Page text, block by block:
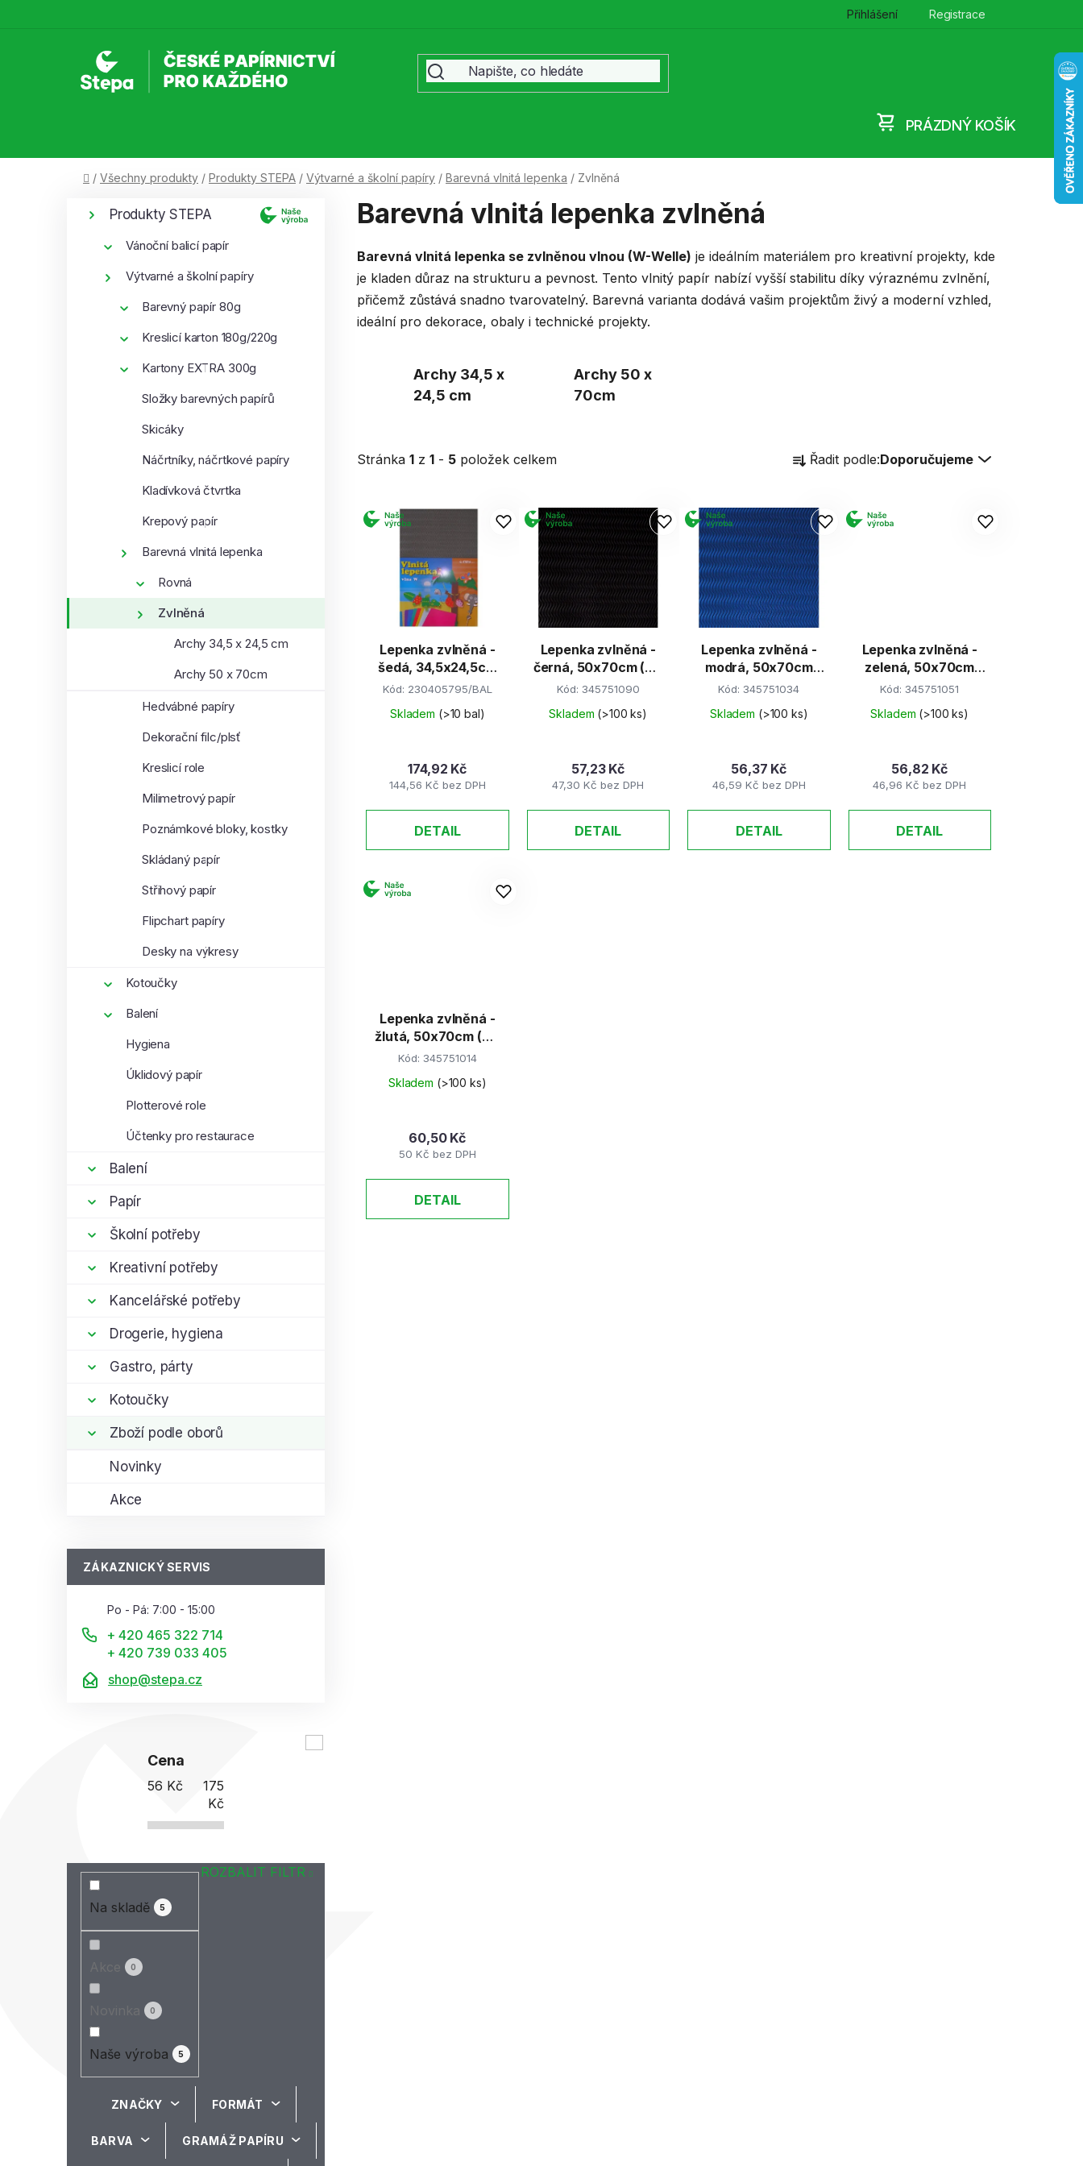
Přihlášení Registrace
PRÁZDNÝ KOŠÍK
Domů
/ Všechny produkty / Produkty STEPA / Výtvarné a školní papíry / Barevná vlnitá lepenka / Zvlněná
Přeskočit
kategorie
Produkty STEPA
Vánoční balicí papír
Výtvarné a školní papíry
Barevný papír 80g
Kreslicí karton 180g/220g
Kartony EXTRA 300g
Složky barevných papírů
Skicáky
Náčrtníky, náčrtkové papíry
Kladívková čtvrtka
Krepový papír
Barevná vlnitá lepenka
Rovná
Zvlněná
Archy 34,5 x 24,5 cm
Archy 50 x 70cm
Hedvábné papíry
Dekorační filc/plsť
Kreslicí role
Milimetrový papír
Poznámkové bloky, kostky
Skládaný papír
Střihový papír
Flipchart papíry
Desky na výkresy
Kotoučky
Balení
Hygiena
Úklidový papír
Plotterové role
Účtenky pro restaurace
Balení
Papír
Školní potřeby
Kreativní potřeby
Kancelářské potřeby
Drogerie, hygiena
Gastro, párty
Kotoučky
Zboží podle oborů
Novinky
Akce
ZÁKAZNICKÝ SERVIS
Po - Pá: 7:00 - 15:00
+ 420 465 322 714
+ 420 739 033 405
shop@stepa.cz
Cena
56 Kč
175
Kč
Na skladě 5
0
0
Naše výroba 5
ROZBALIT FILTR
ZNAČKY FORMÁT
BARVA GRAMÁŽ PAPÍRU
Barevná vlnitá lepenka zvlněná
Barevná vlnitá lepenka se zvlněnou vlnou (W-Welle) je ideálním materiálem pro kreativní projekty, kde
je kladen důraz na strukturu a pevnost. Tento vlnitý papír nabízí vyšší stabilitu díky výraznému zvlnění,
přičemž zůstává snadno tvarovatelný. Barevná varianta dodává vašim projektům živý a moderní vzhled,
ideální pro dekorace, obaly i technické projekty.
Archy 34,5 x
24,5 cm
Archy 50 x
70cm
Stránka 1 z 1 - 5 položek celkem
a
e
n
í
p
r
o
d
u
k
t
ů
Řadit podle:Doporučujeme
V
ý
Lepenka zvlněná -
šedá, 34,5x24,5cm
(W-Welle)
Kód: 230405795/BAL
Skladem (>10 bal)
144,56 Kč bez DPH
174,92 Kč
DETAIL
Lepenka zvlněná -
černá, 50x70cm (W-
Welle)
Kód: 345751090
Skladem (>100 ks)
47,30 Kč bez DPH
57,23 Kč
DETAIL
Lepenka zvlněná -
modrá, 50x70cm
(W-Welle)
Kód:345751034
Skladem (>100 ks)
46,59 Kč bez DPH
56,37 Kč
DETAIL
Lepenka zvlněná -
zelená, 50x70cm
(W-Welle)
Kód:345751051
Skladem (>100 ks)
46,96 Kč bez DPH
56,82 Kč
DETAIL
Lepenka zvlněná -
žlutá, 50x70cm (W-
Welle)
Kód: 345751014
Skladem (>100 ks)
50 Kč bez DPH
60,50 Kč
DETAIL